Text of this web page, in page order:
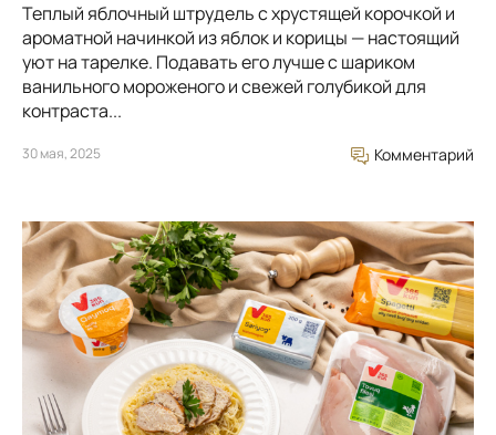
Теплый яблочный штрудель с хрустящей корочкой и
ароматной начинкой из яблок и корицы — настоящий
уют на тарелке. Подавать его лучше с шариком
ванильного мороженого и свежей голубикой для
контраста...
30 мая, 2025 Комментарий